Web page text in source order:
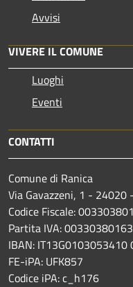
Avvisi
VIVERE IL COMUNE
Luoghi
Eventi
CONTATTI
Comune di Ranica
Via Gavazzeni, 1 - 24020
Codice Fiscale:
Partita IVA: 00330380163
IBAN:
FE-iPA: UFK857
Codice iPA: c_h176